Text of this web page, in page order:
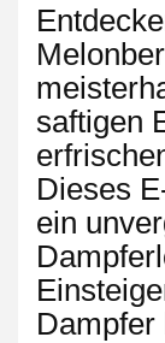
saftigen
Dieses
ein
Dampfer